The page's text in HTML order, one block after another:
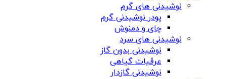
نوشیدنی های گرم
پودر نوشیدنی گرم
چای و دمنوش
نوشیدنی های سرد
نوشیدنی بدون گاز
عرقیات گیاهی
نوشیدنی گازدار